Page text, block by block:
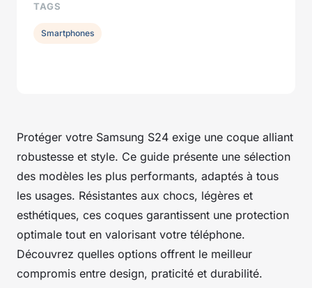
Protéger votre Samsung S24 exige une coque alliant
robustesse et style. Ce guide présente une sélection
des modèles les plus performants, adaptés à tous
les usages. Résistantes aux chocs, légères et
esthétiques, ces coques garantissent une protection
optimale tout en valorisant votre téléphone.
Découvrez quelles options offrent le meilleur
compromis entre design, praticité et durabilité.
TAGS
Smartphones